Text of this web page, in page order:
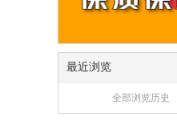
最近浏览
全部浏览历史